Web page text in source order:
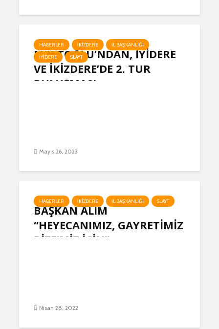
HABERLER İKIZDERE
İL BAŞKANLIĞI
İYIDERE
SLAYT
MERTOĞLU’NDAN, İYİDERE
VE İKİZDERE’DE 2. TUR
BULUŞMASI
Mayıs 26, 2023
HABERLER İKIZDERE İL BAŞKANLIĞI SLAYT
BAŞKAN ALİM
“HEYECANIMIZ, GAYRETİMİZ
RİZE’MİZ İÇİN”
Nisan 28, 2022